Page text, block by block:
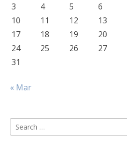
3
4 5 6
10
11 12 13
17
18 19 20
24
25 26 27
31
« Mar
Search
for: